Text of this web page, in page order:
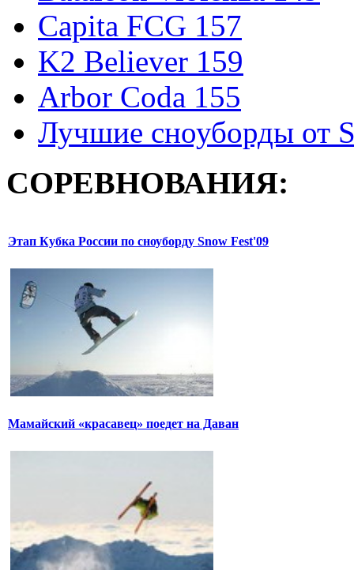
Capita FCG 157
K2 Believer 159
Arbor Coda 155
Лучшие сноуборды от
СОРЕВНОВАНИЯ:
Этап Кубка России по сноуборду Snow Fest'09
Мамайский «красавец» поедет на Даван